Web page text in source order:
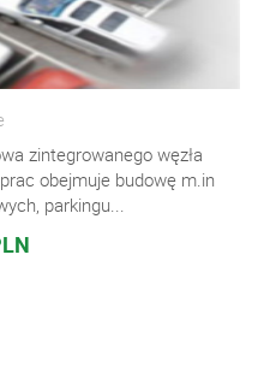
zintegrowanego węzła
obejmuje budowę m.in
parkingu...